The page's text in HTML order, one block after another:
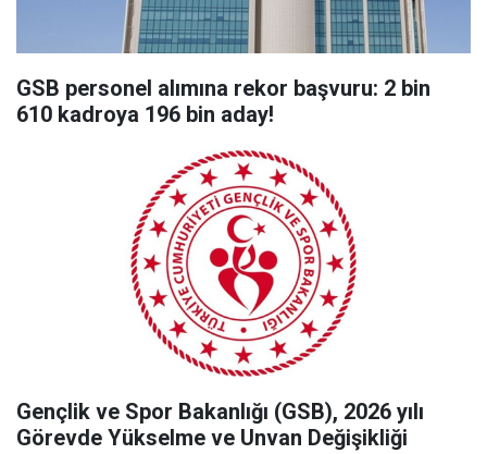
GSB personel alımına rekor başvuru: 2 bin
610 kadroya 196 bin aday!
Gençlik ve Spor Bakanlığı (GSB), 2026 yılı
Görevde Yükselme ve Unvan Değişikliği